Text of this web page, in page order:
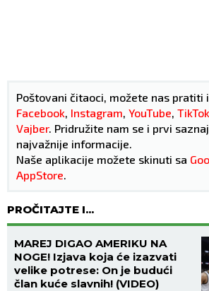
Poštovani čitaoci, možete nas pratiti
Facebook Instagram YouTube TikTok
Vajber. Pridružite nam se i prvi
najvažnije informacije.
Naše aplikacije možete skinuti sa
AppStore
PROČITAJTE I...
MAREJ DIGAO AMERIKU NA
NOGE! Izjava koja će izazvati
velike potrese: On je budući
član kuće slavnih! (VIDEO)